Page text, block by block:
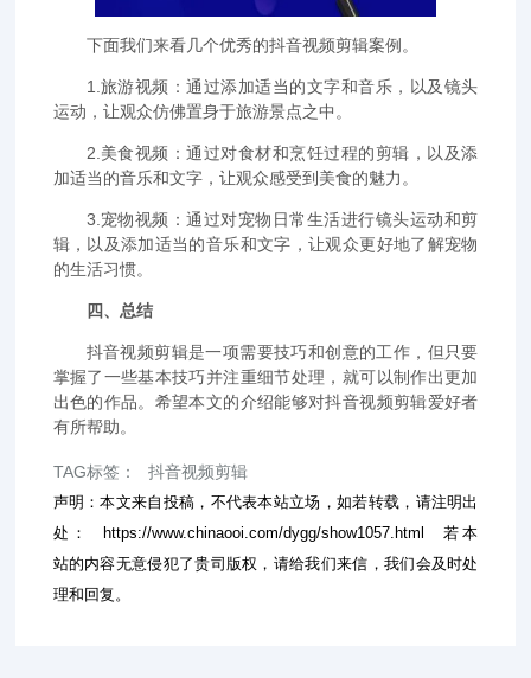
下面我们来看几个优秀的抖音视频剪辑案例。
1.旅游视频：通过添加适当的文字和音乐，以及镜头
运动，让观众仿佛置身于旅游景点之中。
2.美食视频：通过对食材和烹饪过程的剪辑，以及添
加适当的音乐和文字，让观众感受到美食的魅力。
3.宠物视频：通过对宠物日常生活进行镜头运动和剪
辑，以及添加适当的音乐和文字，让观众更好地了解宠物
的生活习惯。
四、总结
抖音视频剪辑是一项需要技巧和创意的工作，但只要
掌握了一些基本技巧并注重细节处理，就可以制作出更加
出色的作品。希望本文的介绍能够对抖音视频剪辑爱好者
有所帮助。
TAG标签： 抖音视频剪辑
声明：本文来自投稿，不代表本站立场，如若转载，请注明出
处：
https://www.chinaooi.com/dygg/show1057.html
若本
站的内容无意侵犯了贵司版权，请给我们来信，我们会及时处
理和回复。